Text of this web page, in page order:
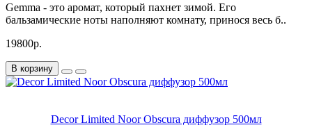
Gemma - это аромат, который пахнет зимой. Его
бальзамические ноты наполняют комнату, принося весь б..
19800р.
В корзину
Decor Limited Noor Obscura диффузор 500мл